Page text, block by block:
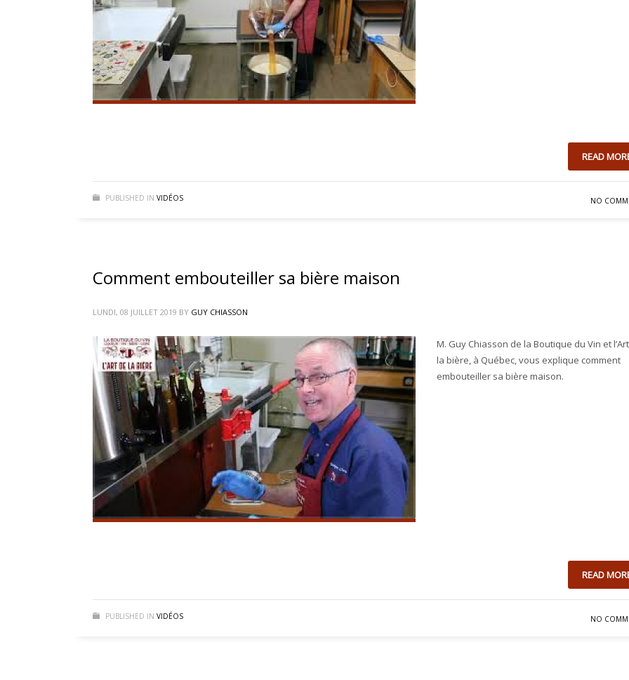
READ
PUBLISHED IN VIDÉOS NO
Comment embouteiller sa bière maison
LUNDI, 08 JUILLET 2019 BY GUY CHIASSON
M. Guy Chiasson de la Boutique du Vin et
la bière, à Québec, vous explique comment
embouteiller sa bière maison.
READ
PUBLISHED IN VIDÉOS NO